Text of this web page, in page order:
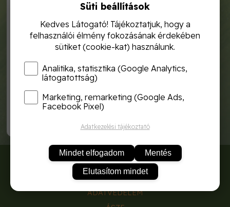
hecht 8450 drótkötél csörlő
RÓLUNK
SZÁLLÍTÁSI DÍJAK
ADATVÉDELEM
Süti beállítások
Kedves Látogató! Tájékoztatjuk, hogy a
felhasználói élmény fokozásának érdekében
sütiket (cookie-kat) használunk.
Analitika, statisztika (Google Analytics,
látogatottság)
Marketing, remarketing (Google Ads,
Facebook Pixel)
Adatkezelési tájékoztató
Mindet elfogadom Mentés
Elutasítom mindet